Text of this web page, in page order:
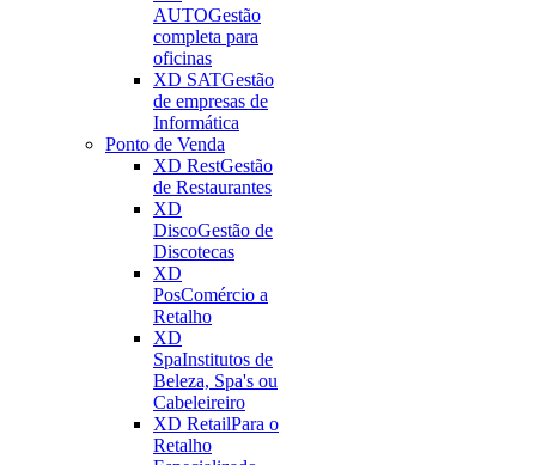
AUTOGestão
completa para
oficinas
XD SATGestão
de empresas de
Informática
Ponto de Venda
XD RestGestão
de Restaurantes
XD
DiscoGestão de
Discotecas
XD
PosComércio a
Retalho
XD
SpaInstitutos de
Beleza, Spa's ou
Cabeleireiro
XD RetailPara o
Retalho